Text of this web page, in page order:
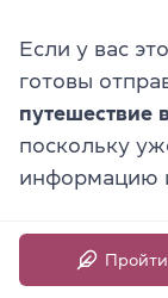
Если у вас
готовы
путешествие
поскольку
информацию
К тому же
устроиться на
клиентами
Пройти